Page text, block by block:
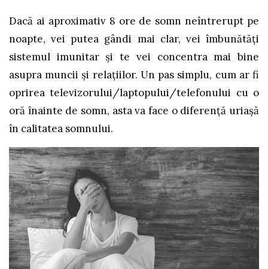
Dacă ai aproximativ 8 ore de somn neîntrerupt pe
noapte, vei putea gândi mai clar, vei îmbunătăţi
sistemul imunitar și te vei concentra mai bine
asupra muncii și relațiilor. Un pas simplu, cum ar fi
oprirea televizorului/laptopului/telefonului cu o
oră înainte de somn, asta va face o diferență uriașă
în calitatea somnului.